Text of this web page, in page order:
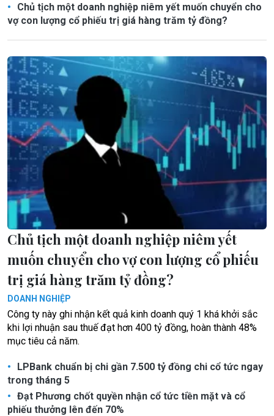
Chủ tịch một doanh nghiệp niêm yết muốn chuyển cho
vợ con lượng cổ phiếu trị giá hàng trăm tỷ đồng?
Chủ tịch một doanh nghiệp niêm yết
muốn chuyển cho vợ con lượng cổ phiếu
trị giá hàng trăm tỷ đồng?
DOANH NGHIỆP
Công ty này ghi nhận kết quả kinh doanh quý 1 khá khởi sắc
khi lợi nhuận sau thuế đạt hơn 400 tỷ đồng, hoàn thành 48%
mục tiêu cả năm.
LPBank chuẩn bị chi gần 7.500 tỷ đồng chi cổ tức ngay
trong tháng 5
Đạt Phương chốt quyền nhận cổ tức tiền mặt và cổ
phiếu thưởng lên đến 70%